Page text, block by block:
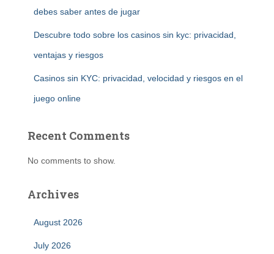
debes saber antes de jugar
Descubre todo sobre los casinos sin kyc: privacidad,
ventajas y riesgos
Casinos sin KYC: privacidad, velocidad y riesgos en el
juego online
Recent Comments
No comments to show.
Archives
August 2026
July 2026